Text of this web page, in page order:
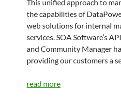
This unified approach to
the capabilities of
web solutions for internal
services. SOA Software’s
and Community Manager
providing our customers a
read more